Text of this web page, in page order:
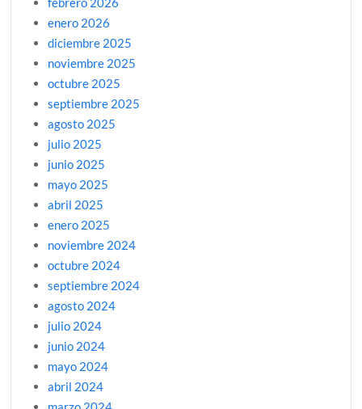
enero 2026
diciembre 2025
noviembre 2025
octubre 2025
septiembre 2025
agosto 2025
julio 2025
junio 2025
mayo 2025
abril 2025
enero 2025
noviembre 2024
octubre 2024
septiembre 2024
agosto 2024
julio 2024
junio 2024
mayo 2024
abril 2024